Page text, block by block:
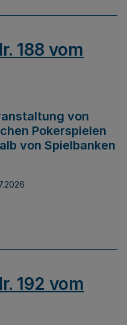
188 vom
von
Pokerspielen
von Spielbanken
192 vom